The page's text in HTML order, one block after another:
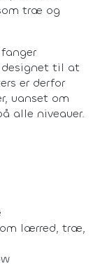
træ og
designet til at
er derfor
uanset om
alle niveauer.
lærred, træ,